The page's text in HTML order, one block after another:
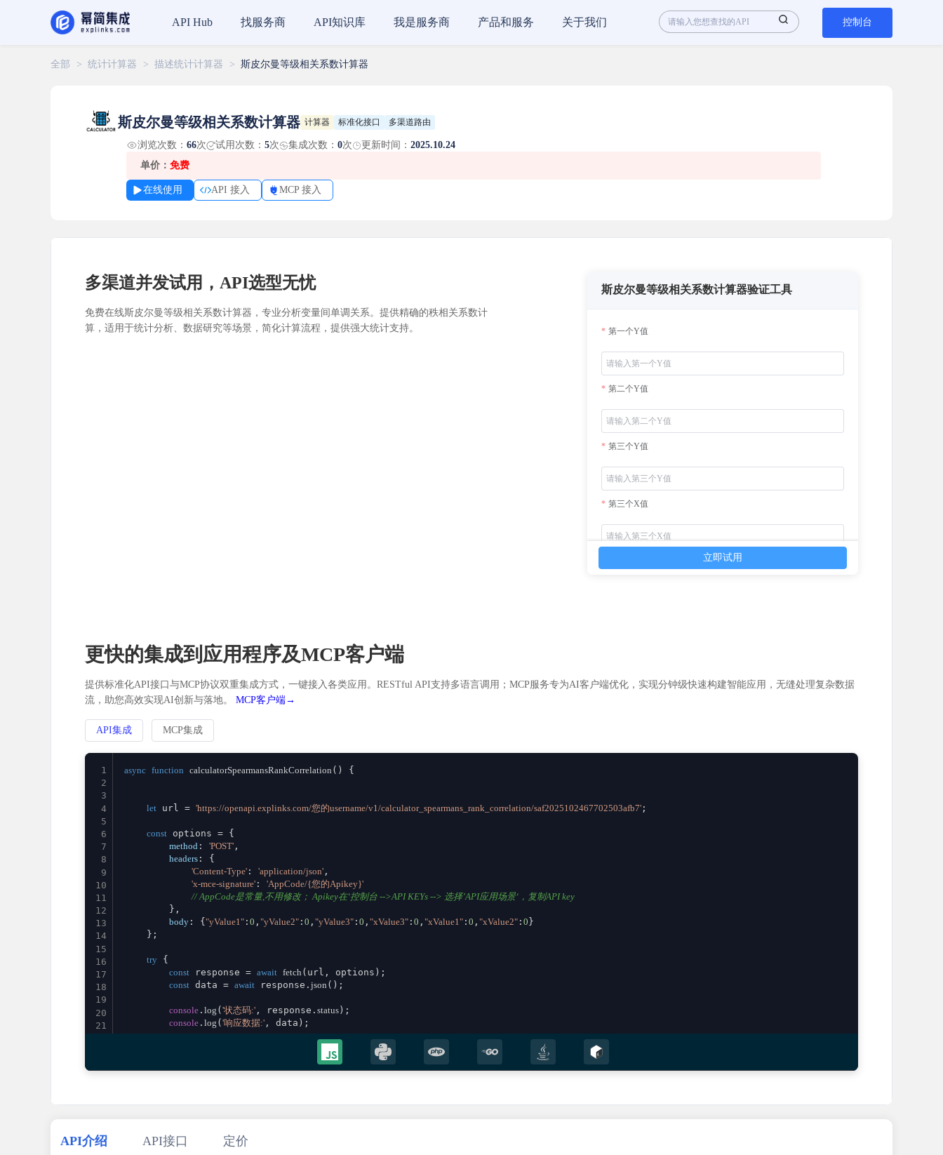
全部 > 统计计算器 > 描述统计计算器 > 斯皮尔曼等级相关系数计算器
斯皮尔曼等级相关系数计算器 计算器 标准化接口 多渠道路由
浏览次数： 66次 试用次数： 5次 集成次数： 0次 更新时间： 2025.10.24
单价： 免费
在线使用 API 接入 MCP 接入
多渠道并发试用，API选型无忧
免费在线斯皮尔曼等级相关系数计算器，专业分析变量间单调关系。提供精确的秩相关系数计
算，适用于统计分析、数据研究等场景，简化计算流程，提供强大统计支持。
斯皮尔曼等级相关系数计算器验证工具
第一个Y值
第二个Y值
第三个Y值
第三个X值
立即试用
更快的集成到应用程序及MCP客户端
提供标准化API接口与MCP协议双重集成方式，一键接入各类应用。RESTful API支持多语言调用；MCP服务专为AI客户端优化，实现分钟级快速构建智能应用，无缝处理复杂数据
流，助您高效实现AI创新与落地。 MCP客户端→
API集成 MCP集成
1
2
3
4
5
6
7
8
9
10
11
12
13
14
15
16
17
18
19
20
21
30
async function calculatorSpearmansRankCorrelation ( ) {
let url = 'https://openapi.explinks.com/您的username/v1/calculator_spearmans_rank_correlation/saf2025102467702503afb7' ;
const options = {
method : 'POST' ,
headers : {
'Content-Type' : 'application/json' ,
'x-mce-signature' : 'AppCode/{您的Apikey}'
// AppCode是常量,不用修改； Apikey在‘控制台 -->API KEYs --> 选择’API应用场景‘，复制API key
        },
body : { "yValue1" : 0 , "yValue2" : 0 , "yValue3" : 0 , "xValue3" : 0 , "xValue1" : 0 , "xValue2" : 0 }
    };
try {
const response = await fetch (url, options);
const data = await response. json ();
console . log ( '状态码:' , response. status );
console . log ( '响应数据:' , data);
console.error('请求失败:', error);
// 使用示例
calculatorSpearmansRankCorrelation
API介绍 API接口 定价
API Hub 找服务商 API知识库 我是服务商 产品和服务 关于我们 控制台